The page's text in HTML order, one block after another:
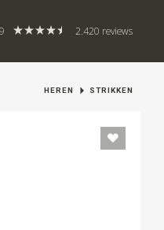
9 2.420 reviews
HEREN STRIKKEN